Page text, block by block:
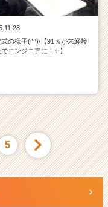
式の様子(^^)/【91％が未経験
でエンジニアに！✨】
5